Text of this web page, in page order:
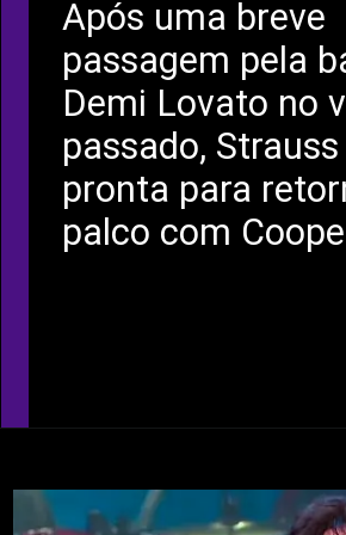
Após uma breve
passagem pela
Demi Lovato no
passado,
pronta para
palco com